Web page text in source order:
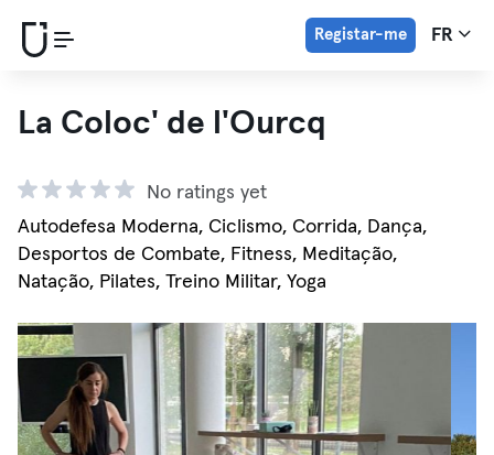
Registar-me FR
La Coloc' de l'Ourcq
No ratings yet
Autodefesa Moderna, Ciclismo, Corrida, Dança,
Desportos de Combate, Fitness, Meditação,
Natação, Pilates, Treino Militar, Yoga